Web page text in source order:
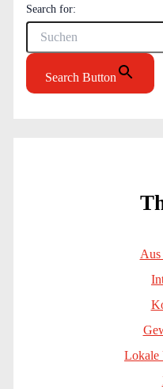
Search for:
Search Button
Aus
Lokale